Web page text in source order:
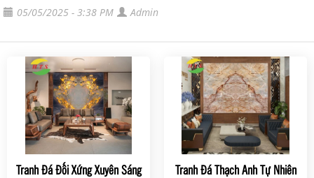
05/05/2025 - 3:38 PM Admin
Tranh Đá Đối Xứng Xuyên Sáng
Tranh Đá Thạch Anh Tự Nhiên